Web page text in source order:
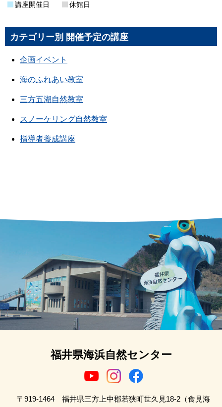
講座開催日 休館日
カテゴリー別 開催予定の講座
企画イベント
海のふれあい教室
三方五湖自然教室
スノーケリング自然教室
指導者養成講座
福井県海浜自然センター
〒919-1464 福井県三方上中郡若狭町世久見18-2（食見海